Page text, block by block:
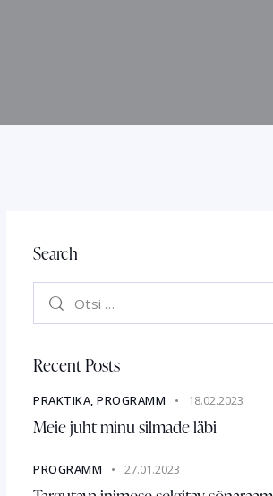
Search
Recent Posts
PRAKTIKA,PROGRAMM 18.02.2023
Meie juht minu silmade läbi
PROGRAMM 27.01.2023